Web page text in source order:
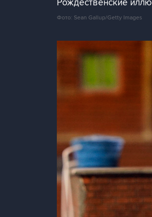
Рождественские
Фото: Sean Gallup/Getty Images